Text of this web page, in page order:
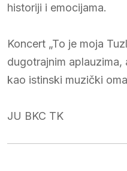
historiji i emocijama.
Koncert „To je moja
dugotrajnim aplauzima,
kao istinski muzički
JU BKC TK